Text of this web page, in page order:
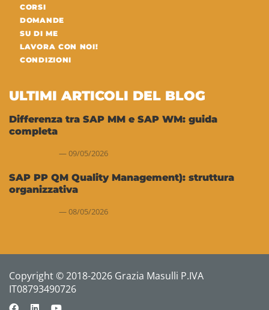
CORSI
DOMANDE
SU DI ME
LAVORA CON NOI!
CONDIZIONI
ULTIMI ARTICOLI DEL BLOG
Differenza tra SAP MM e SAP WM: guida
completa
09/05/2026
SAP PP QM Quality Management): struttura
organizzativa
08/05/2026
Copyright © 2018-2026 Grazia Masulli P.IVA
IT08793490726